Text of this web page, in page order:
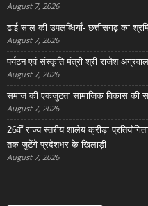
August 7, 2026
ढाई साल की उपलब्धियाँ- छत्तीसगढ़ का
August 7, 2026
पर्यटन एवं संस्कृति मंत्री श्री राजेश
August 7, 2026
समाज की एकजुटता सामाजिक विकास की
August 7, 2026
26वीं राज्य स्तरीय शालेय क्रीड़ा
तक जुटेंगे प्रदेशभर के खिलाड़ी
August 7, 2026